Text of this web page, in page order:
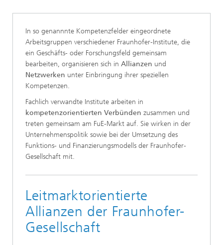
In so genannnte Kompetenzfelder eingeordnete
Arbeitsgruppen verschiedener Fraunhofer-Institute, die
ein Geschäfts- oder Forschungsfeld gemeinsam
bearbeiten, organisieren sich in Allianzen und
Netzwerken unter Einbringung ihrer speziellen
Kompetenzen.
Fachlich verwandte Institute arbeiten in
kompetenzorientierten Verbünden zusammen und
treten gemeinsam am FuE-Markt auf. Sie wirken in der
Unternehmenspolitik sowie bei der Umsetzung des
Funktions- und Finanzierungsmodells der Fraunhofer-
Gesellschaft mit.
Leitmarktorientierte
Allianzen der Fraunhofer-
Gesellschaft